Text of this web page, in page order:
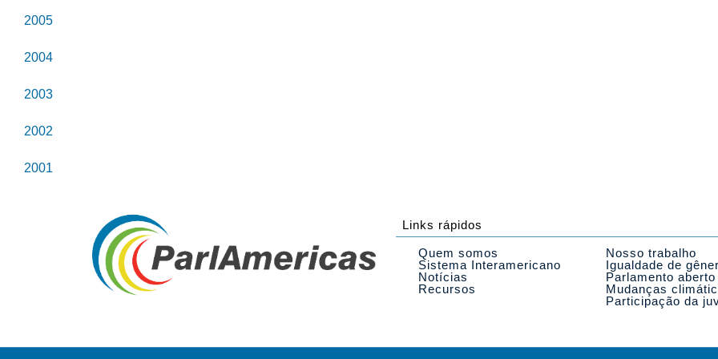
2005
2004
2003
2002
2001
Links rápidos
Quem somos
Sistema Interamericano
Notícias
Recursos
Nosso trabalho
Igualdade de
Parlamento aberto
Mudanças
Participação da